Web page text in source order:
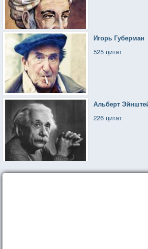
Игорь Губерман
525 цитат
Альберт
226 цитат